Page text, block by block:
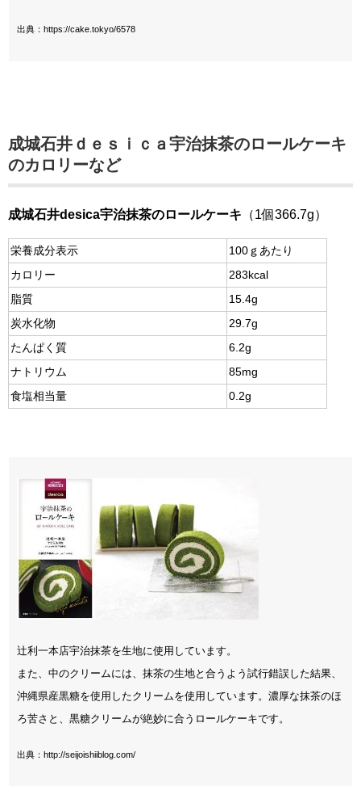
出典：https://cake.tokyo/6578
成城石井ｄｅｓｉｃａ宇治抹茶のロールケーキ
のカロリーなど
成城石井desica宇治抹茶のロールケーキ （1個366.7g）
栄養成分表示
100ｇあたり
カロリー
283kcal
脂質
15.4g
炭水化物
29.7g
たんぱく質
6.2g
ナトリウム
85mg
食塩相当量
0.2g
辻利一本店宇治抹茶を生地に使用しています。
また、中のクリームには、抹茶の生地と合うよう試行錯誤した結果、
沖縄県産黒糖を使用したクリームを使用しています。濃厚な抹茶のほ
ろ苦さと、黒糖クリームが絶妙に合うロールケーキです。
出典：http://seijoishiiblog.com/